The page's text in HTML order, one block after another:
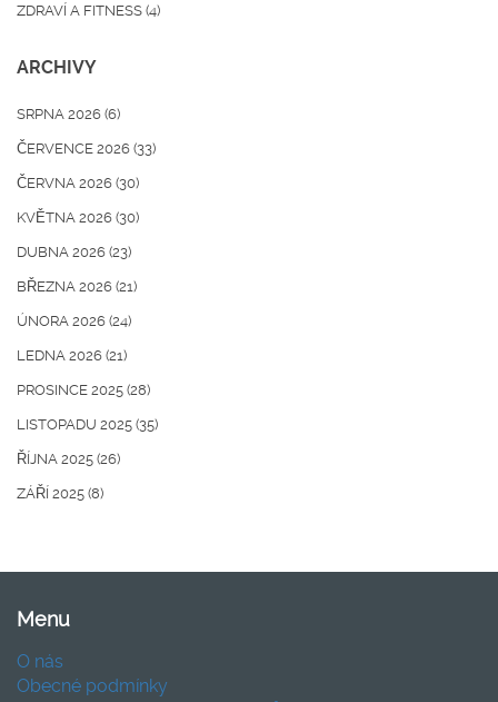
ZDRAVÍ A FITNESS (4)
ARCHIVY
SRPNA 2026 (6)
ČERVENCE 2026 (33)
ČERVNA 2026 (30)
KVĚTNA 2026 (30)
DUBNA 2026 (23)
BŘEZNA 2026 (21)
ÚNORA 2026 (24)
LEDNA 2026 (21)
PROSINCE 2025 (28)
LISTOPADU 2025 (35)
ŘÍJNA 2025 (26)
ZÁŘÍ 2025 (8)
Menu
O nás
Obecné podmínky